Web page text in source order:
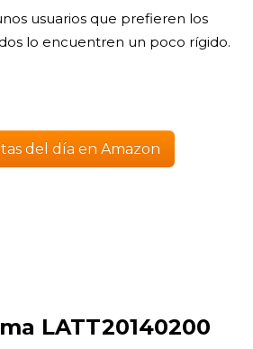
usuarios que prefieren los
lo encuentren un poco rígido.
del día en Amazon
LATT20140200